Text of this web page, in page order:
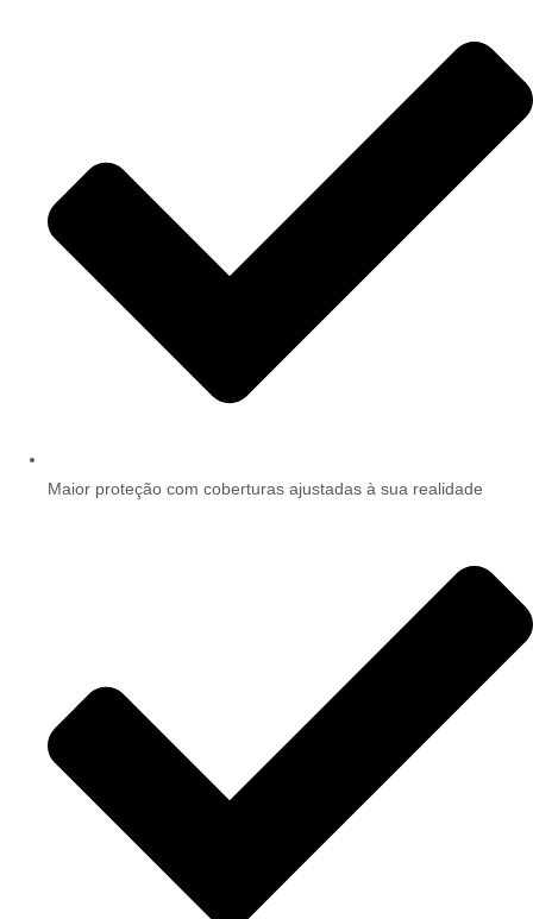
Maior proteção com coberturas ajustadas à sua realidade